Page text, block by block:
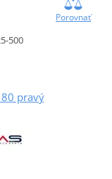
Porovnať
500
pravý